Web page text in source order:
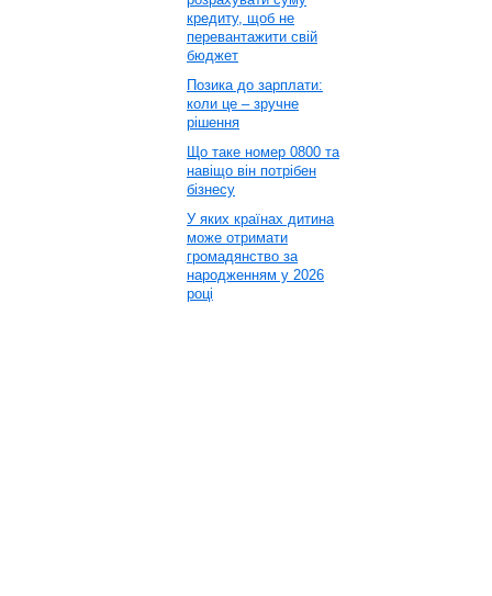
кредиту, щоб не
перевантажити свій
бюджет
Позика до зарплати:
коли це – зручне
рішення
Що таке номер 0800 та
навіщо він потрібен
бізнесу
У яких країнах дитина
може отримати
громадянство за
народженням у 2026
році